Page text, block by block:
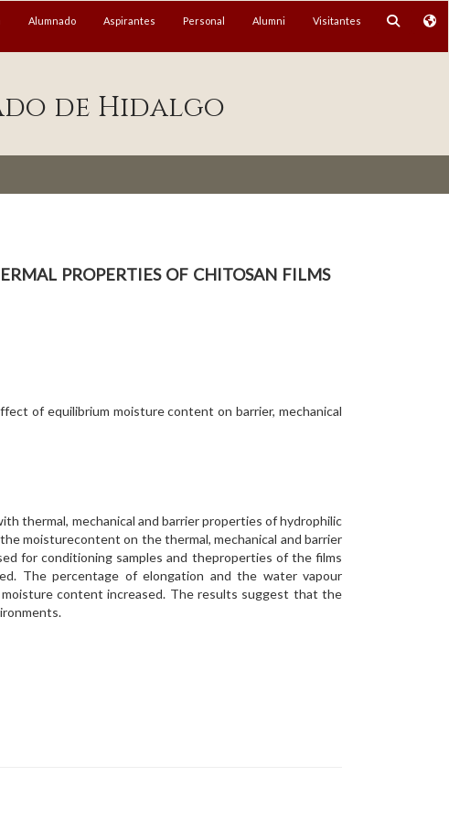
Alumnado Aspirantes Personal Alumni Visitantes
de Hidalgo
properties of chitosan films
of equilibrium moisture content on barrier, mechanical
thermal, mechanical and barrier properties of hydrophilic
moisturecontent on the thermal, mechanical and barrier
for conditioning samples and theproperties of the films
The percentage of elongation and the water vapour
content increased. The results suggest that the